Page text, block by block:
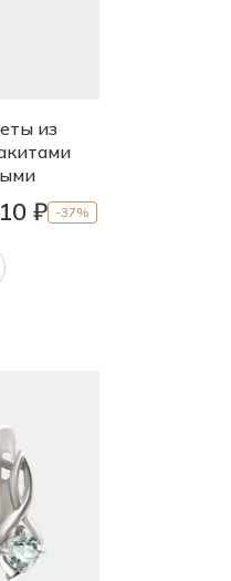
из
₽ -37%